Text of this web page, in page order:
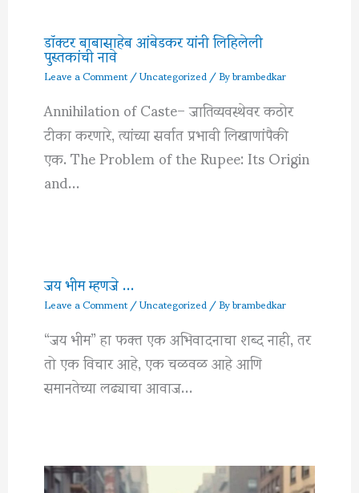
डॉक्टर बाबासाहेब आंबेडकर यांनी लिहिलेली
पुस्तकांची नावे
Leave a Comment/Uncategorized/ Bybrambedkar
Annihilation of Caste– जातिव्यवस्थेवर कठोर
टीका करणारे, त्यांच्या सर्वात प्रभावी लिखाणांपैकी
एक. The Problem of the Rupee: Its Origin
and…
जय भीम म्हणजे …
Leave a Comment/Uncategorized/ Bybrambedkar
“जय भीम” हा फक्त एक अभिवादनाचा शब्द नाही, तर
तो एक विचार आहे, एक चळवळ आहे आणि
समानतेच्या लढ्याचा आवाज…